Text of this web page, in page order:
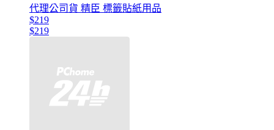
代理公司貨 精臣 標籤貼紙用品
$219
$219